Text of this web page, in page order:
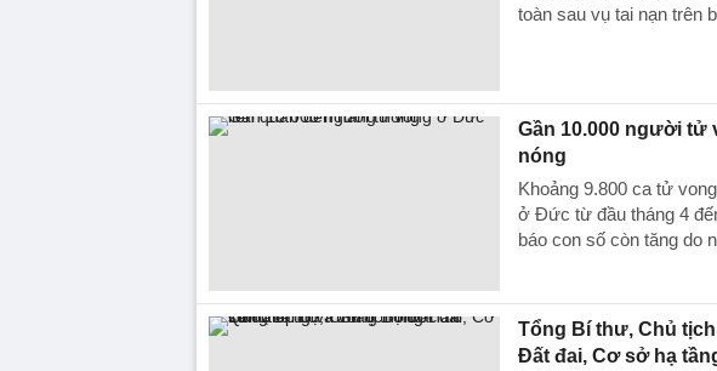
toàn sau vụ tai nạn trên
Gần 10.000 người tử
nóng
Khoảng 9.800 ca tử
ở Đức từ đầu tháng 4
báo con số còn tăng do
Tổng Bí thư, Chủ
Đất đai, Cơ sở hạ